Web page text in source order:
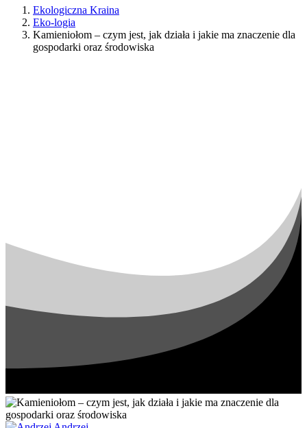
Ekologiczna Kraina
Eko-logia
Kamieniołom – czym jest, jak działa i jakie ma znaczenie dla
gospodarki oraz środowiska